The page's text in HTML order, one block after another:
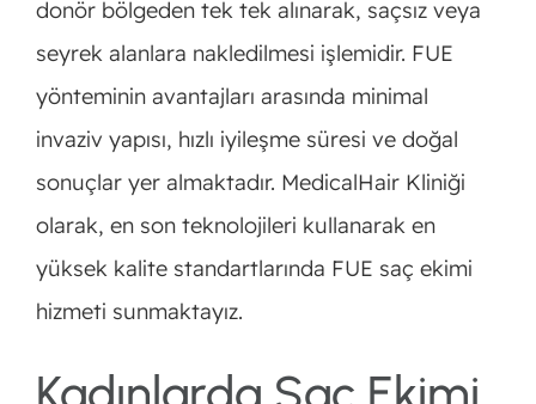
donör bölgeden tek tek alınarak, saçsız veya
seyrek alanlara nakledilmesi işlemidir. FUE
yönteminin avantajları arasında minimal
invaziv yapısı, hızlı iyileşme süresi ve doğal
sonuçlar yer almaktadır. MedicalHair Kliniği
olarak, en son teknolojileri kullanarak en
yüksek kalite standartlarında FUE saç ekimi
hizmeti sunmaktayız.